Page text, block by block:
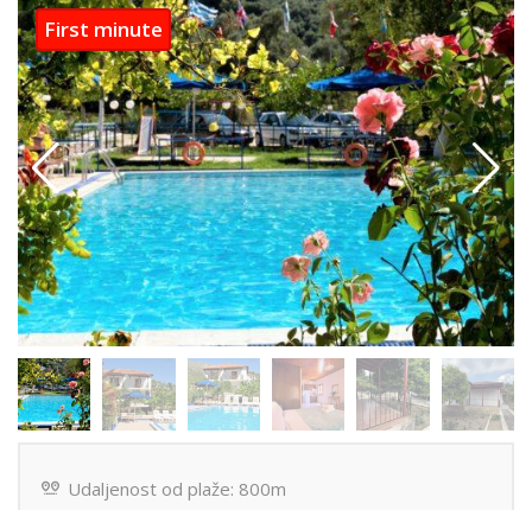
First minute
Udaljenost od plaže: 800m